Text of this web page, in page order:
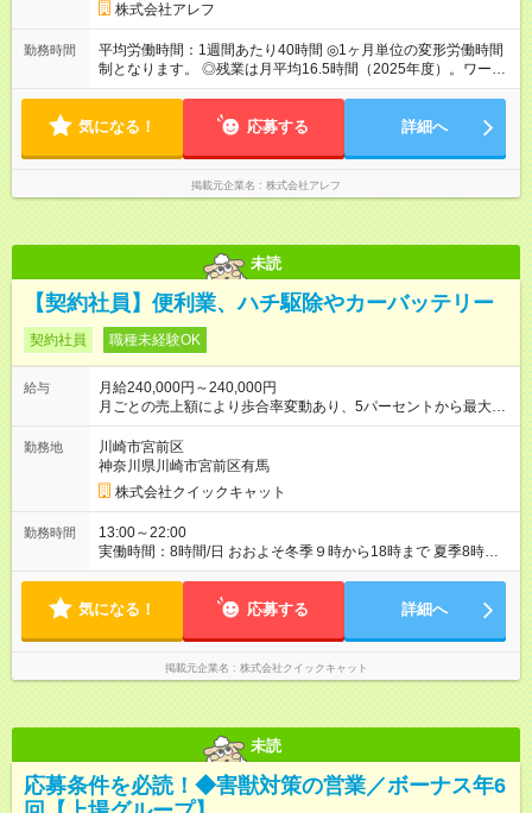
株式会社アレフ
勤務時間
平均労働時間：1週間あたり40時間 ◎1ヶ月単位の変形労働時間
制となります。 ◎残業は月平均16.5時間（2025年度）。ワーク
ライフバランス充実のため、働きやすい環境づくりを推進して
労働時間制となります。 ◎残業は月平均16.5時間（2025年
りを推進しています。
気になる！ 応募する 詳細へ
掲載元企業名 株式会社アレフ
未読
【契約社員】便利業、ハチ駆除やカーバッテリー
契約社員 職種未経験OK
給与
月給240,000円～240,000円
月ごとの売上額により歩合率変動あり、5パーセントから最大20
パーセントまで 【試用期間】試用期間あり 試用期間の長さ：3
ヶ月 雇用形態、給与は本採用時と同じです。 試用期間中に技術
や知識を学び独り立ちにむけて準備をするとともに独り立ち後
も細かく売上を見ながら判断いたします。
勤務地
川崎市宮前区
神奈川県川崎市宮前区有馬
株式会社クイックキャット
勤務時間
13:00～22:00
実働時間：8時間/日 おおよそ冬季９時から18時まで 夏季8時か
ら22時まで 時間内の8時間勤務
気になる！ 応募する 詳細へ
掲載元企業名 株式会社クイックキャット
未読
応募条件を必読！◆害獣対策の営業／ボーナス年6